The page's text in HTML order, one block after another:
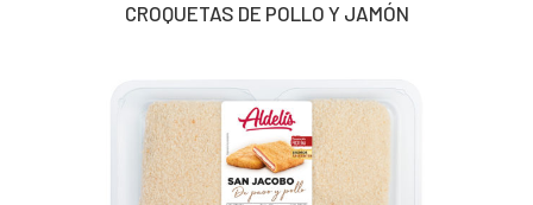
CROQUETAS DE POLLO Y JAMÓN